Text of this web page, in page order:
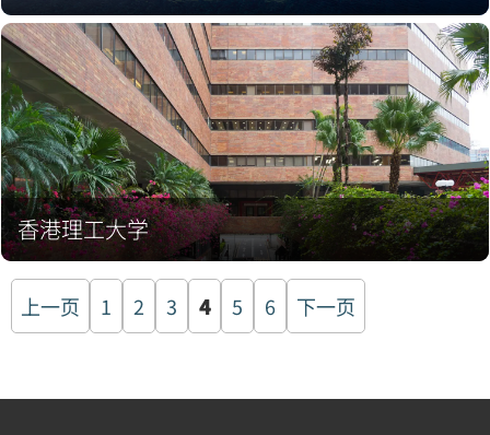
香港理工大学
文
章
页
上一页 1 2 3 4 5 6 下一页